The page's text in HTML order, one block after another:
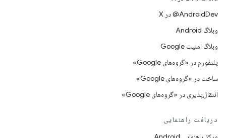
‫‎@AndroidDev در X
وبلاگ Android
وبلاگ امنیت Google
پلتفورم در «گروه‌های Google»
ساخت در «گروه‌های Google»
انتقال‌پذیری در «گروه‌های Google»
دریافت راهنمایی